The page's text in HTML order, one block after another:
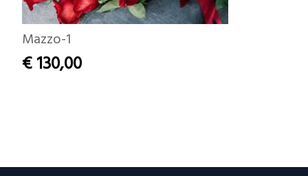
Mazzo-1
€ 130,00